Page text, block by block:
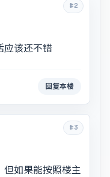
#2
应该还不错
回复本楼
#3
如果能按照楼主